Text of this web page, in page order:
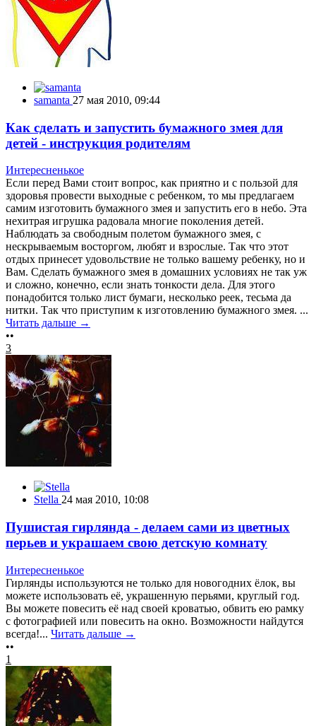
samanta 27 мая 2010, 09:44
Как сделать и запустить бумажного змея для
детей - инструкция родителям
Интересненькое
Если перед Вами стоит вопрос, как приятно и с пользой для
здоровья провести выходные с ребенком, то мы предлагаем
самим изготовить бумажного змея и запустить его в небо. Эта
нехитрая игрушка радовала многие поколения детей.
Наблюдать за свободным полетом бумажного змея, с
нескрываемым восторгом, любят и взрослые. Так что этот
отдых принесет удовольствие не только вашему ребенку, но и
Вам. Сделать бумажного змея в домашних условиях не так уж
и сложно, конечно, если знать тонкости дела. Для этого
понадобится только лист бумаги, несколько реек, тесьма да
нитки. Так что приступим к изготовлению бумажного змея. ...
Читать дальше →
••
3
Stella 24 мая 2010, 10:08
Пушистая гирлянда - делаем сами из цветных
перьев и украшаем свою детскую комнату
Интересненькое
Гирлянды используются не только для новогодних ёлок, вы
можете использовать её, украшенную перьями, круглый год.
Вы можете повесить её над своей кроватью, обвить ею рамку
с фотографией или повесить на окно. Возможности найдутся
всегда!... Читать дальше →
••
1